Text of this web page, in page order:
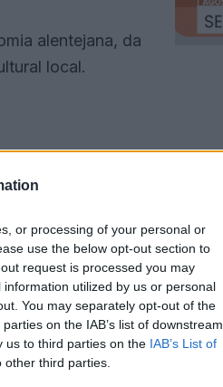
or processing of your personal or
use the below opt-out section to
request is processed you may
utilized by us or personal
You may separately opt-out of the
on the IAB’s list of downstream
us to third parties on the IAB’s List of
third parties.
alentejana, da
local.
sabores,
ambiente de